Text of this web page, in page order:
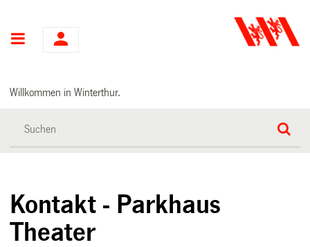
Hauptnavigation
Willkommen in Winterthur.
Kontakt - Parkhaus
Theater